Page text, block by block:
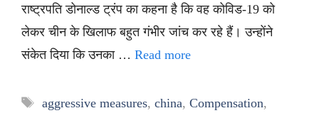
राष्ट्रपति डोनाल्ड ट्रंप का कहना है कि वह कोविड-19 को
लेकर चीन के खिलाफ बहुत गंभीर जांच कर रहे हैं। उन्होंने
संकेत दिया कि उनका … Read more
Tags
aggressive measures, china, Compensation,